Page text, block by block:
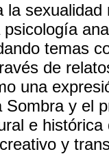
la
temas
de
una
Sombra y el
e
y